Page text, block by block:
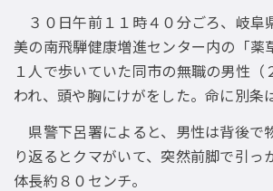
３０日午前１１時４０分ごろ、岐阜
美の南飛騨健康増進センター内の「薬
１人で歩いていた同市の無職の男性（
われ、頭や胸にけがをした。命に別条
県警下呂署によると、男性は背後で
り返るとクマがいて、突然前脚で引っ
体長約８０センチ。